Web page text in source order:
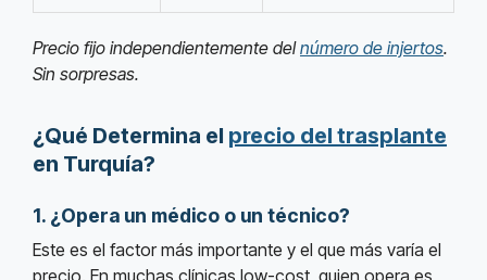
Precio fijo independientemente delnúmero de injertos.
Sin sorpresas.
¿Qué Determina el precio del trasplante
en Turquía?
1. ¿Opera un médico o un técnico?
Este es el factor más importante y el que más varía el
precio. En muchas clínicas low-cost, quien opera es